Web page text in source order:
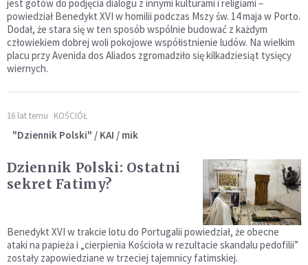
jest gotów do podjęcia dialogu z innymi kulturami i religiami –
powiedział Benedykt XVI w homilii podczas Mszy św. 14 maja w Porto.
Dodał, że stara się w ten sposób wspólnie budować z każdym
człowiekiem dobrej woli pokojowe współistnienie ludów. Na wielkim
placu przy Avenida dos Aliados zgromadziło się kilkadziesiąt tysięcy
wiernych.
16 lat temu KOŚCIÓŁ
"Dziennik Polski" / KAI / mik
Dziennik Polski: Ostatni
sekret Fatimy?
Benedykt XVI w trakcie lotu do Portugalii powiedział, że obecne
ataki na papieża i „cierpienia Kościoła w rezultacie skandalu pedofilii”
zostały zapowiedziane w trzeciej tajemnicy fatimskiej.